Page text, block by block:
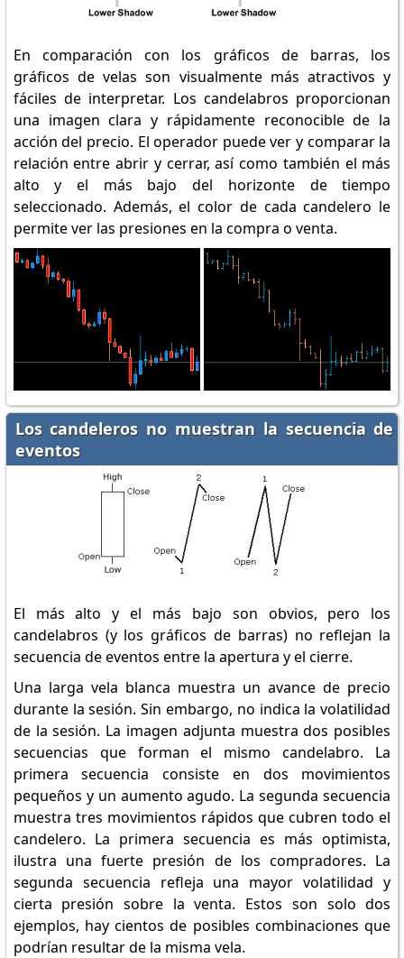
En comparación con los gráficos de barras, los
gráficos de velas son visualmente más atractivos y
fáciles de interpretar. Los candelabros proporcionan
una imagen clara y rápidamente reconocible de la
acción del precio. El operador puede ver y comparar la
relación entre abrir y cerrar, así como también el más
alto y el más bajo del horizonte de tiempo
seleccionado. Además, el color de cada candelero le
permite ver las presiones en la compra o venta.
Los candeleros no muestran la secuencia de
eventos
El más alto y el más bajo son obvios, pero los
candelabros (y los gráficos de barras) no reflejan la
secuencia de eventos entre la apertura y el cierre.
Una larga vela blanca muestra un avance de precio
durante la sesión. Sin embargo, no indica la volatilidad
de la sesión. La imagen adjunta muestra dos posibles
secuencias que forman el mismo candelabro. La
primera secuencia consiste en dos movimientos
pequeños y un aumento agudo. La segunda secuencia
muestra tres movimientos rápidos que cubren todo el
candelero. La primera secuencia es más optimista,
ilustra una fuerte presión de los compradores. La
segunda secuencia refleja una mayor volatilidad y
cierta presión sobre la venta. Estos son solo dos
ejemplos, hay cientos de posibles combinaciones que
podrían resultar de la misma vela.